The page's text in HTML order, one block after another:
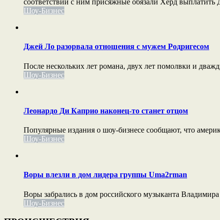
соответствии с ним присяжные обязали Херд
Шоу-Бизнес
Джей Ло разорвала отношения с мужем Родригесом
После нескольких лет романа, двух лет помолвки и
Шоу-Бизнес
Леонардо Ди Каприо наконец-то станет отцом
Популярные издания о шоу-бизнесе сообщают, что
Шоу-Бизнес
Воры влезли в дом лидера группы Uma2rman
Воры забрались в дом российского музыканта
Шоу-Бизнес